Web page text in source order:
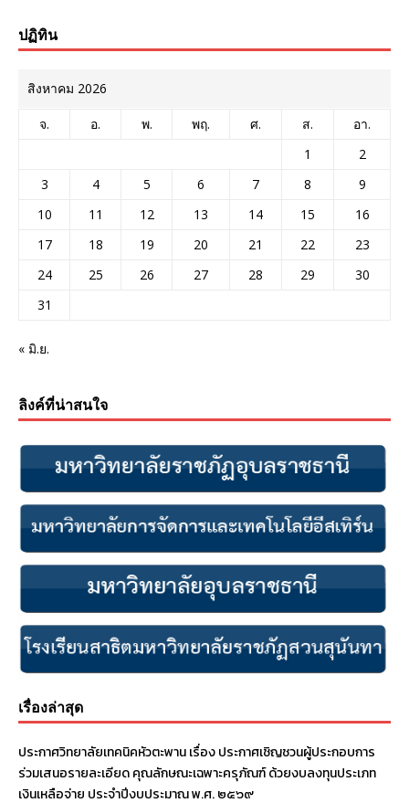
ปฏิทิน
สิงหาคม 2026
จ. อ. พ. พฤ. ศ. ส.
อา.
1
2
3
4 5 6 7 8
9
10
11 12 13 14 15
16
17
18 19 20 21 22
23
24
25 26 27 28 29
30
31
« มิ.ย.
ลิงค์ที่น่าสนใจ
เรื่องล่าสุด
ประกาศวิทยาลัยเทคนิคหัวตะพาน เรื่อง ประกาศเชิญชวนผู้ประกอบการ
ร่วมเสนอรายละเอียด คุณลักษณะเฉพาะครุภัณฑ์ ด้วยงบลงทุนประเภท
เงินเหลือจ่าย ประจําปีงบประมาณ พ.ศ. ๒๕๖๙